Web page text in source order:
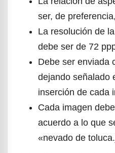
ser, de
La resolución de
debe ser de 72
Debe ser enviada
dejando señalado
inserción de cada
Cada imagen
acuerdo a lo que
«nevado de